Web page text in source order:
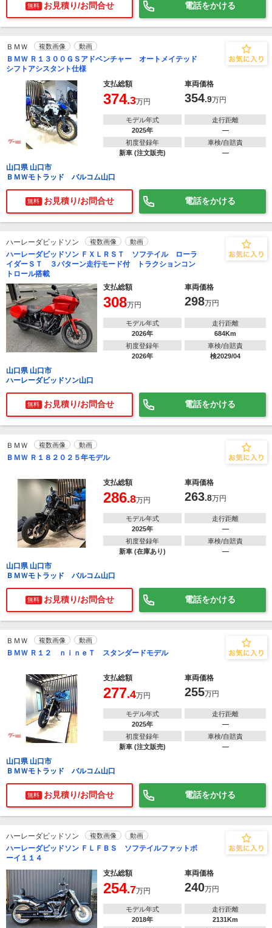
無料 お見積り/お問合せ 電話をかける
ＢＭＷ 複数画像 動画
ＢＭＷ Ｒ１３００ＧＳアドベンチャー オートメイテッド
シフトアシスタント仕様
支払総額
車両価格
374.3万円 354.9万円
モデル年式
2025年
走行距離
―
初度登録年
新車 (注文販売)
車検/自賠責
―
山口県 山口市
ＢＭＷモトラッド バルコム山口
無料 お見積り/お問合せ 電話をかける
ハーレーダビッドソン 複数画像 動画
ハーレーダビッドソン ＦＸＬＲＳＴ ソフテイル ローラ
イダーＳＴ ３パターン走行モード付 トラクションコン
トロール搭載
支払総額
車両価格
308万円 298万円
モデル年式
2026年
走行距離
684Km
初度登録年
2026年
車検/自賠責
検2029/04
山口県 山口市
ハーレーダビッドソン山口
無料 お見積り/お問合せ 電話をかける
ＢＭＷ 複数画像 動画
ＢＭＷ Ｒ１８２０２５年モデル
支払総額 車両価格
286.8万円 263.8万円
モデル年式
2025年
走行距離
―
初度登録年
新車 (在庫あり)
車検/自賠責
―
山口県 山口市
ＢＭＷモトラッド バルコム山口
無料 お見積り/お問合せ 電話をかける
ＢＭＷ 複数画像 動画
ＢＭＷ Ｒ１２ ｎｉｎｅＴ スタンダードモデル
支払総額 車両価格
277.4万円 255万円
モデル年式
2025年
走行距離
―
初度登録年
新車 (注文販売)
車検/自賠責
―
山口県 山口市
ＢＭＷモトラッド バルコム山口
無料 お見積り/お問合せ 電話をかける
ハーレーダビッドソン 複数画像 動画
ハーレーダビッドソン ＦＬＦＢＳ ソフテイルファットボ
ーイ１１４
支払総額
車両価格
254.7万円 240万円
モデル年式
2018年
走行距離
2131Km